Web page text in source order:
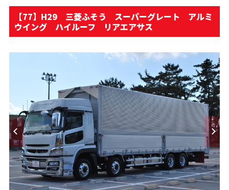
【77】H29 三菱ふそう スーパーグレート アルミ
ウイング ハイルーフ リアエアサス